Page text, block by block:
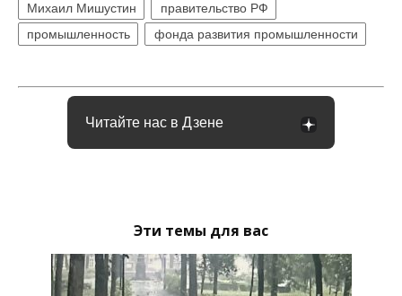
Михаил Мишустин
правительство РФ
промышленность
фонда развития промышленности
Читайте нас в Дзене
Эти темы для вас